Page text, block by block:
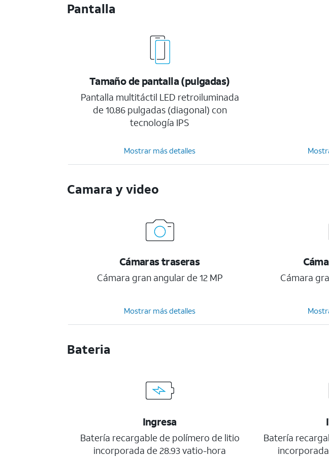
Pantalla
Tamaño de pantalla (pulgadas)
Pantalla multitáctil LED retroiluminada
de 10.86 pulgadas (diagonal) con
tecnología IPS
Mostrar más detalles
Camara y video
Cámaras traseras
Cámara gran angular de 12 MP Cámara
Mostrar más detalles
Bateria
Ingresa
Batería recargable de polímero de litio
incorporada de 28.93 vatio-hora
Batería